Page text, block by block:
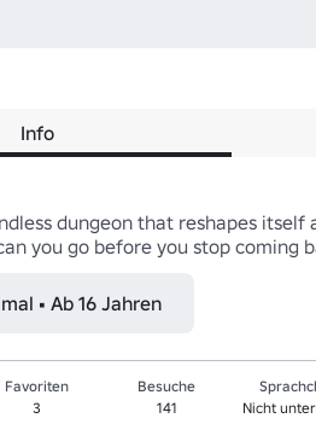
Info
dungeon that reshapes
you go before you stop coming
• Ab 16 Jahren
Favoriten
3
Besuche
141
Nicht